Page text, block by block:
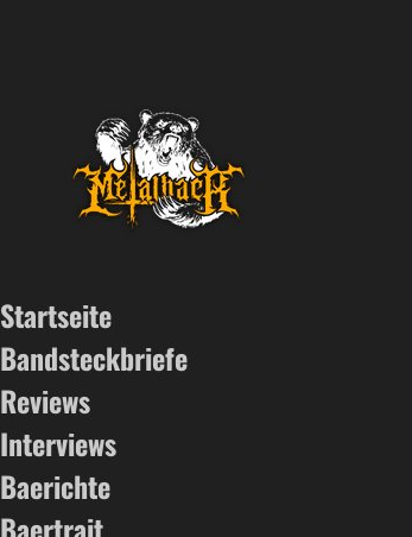
Startseite
Bandsteckbriefe
Reviews
Interviews
Baerichte